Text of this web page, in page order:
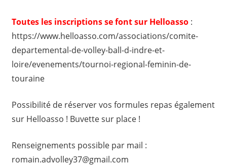
Toutes les inscriptions se font sur Helloasso :
https://www.helloasso.com/associations/comite-
departemental-de-volley-ball-d-indre-et-
loire/evenements/tournoi-regional-feminin-de-
touraine
Possibilité de réserver vos formules repas également
sur Helloasso ! Buvette sur place !
Renseignements possible par mail :
romain.advolley37@gmail.com